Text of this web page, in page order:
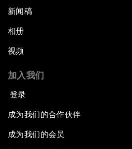
新闻稿
相册
视频
加入我们
登录
成为我们的合作伙伴
成为我们的会员